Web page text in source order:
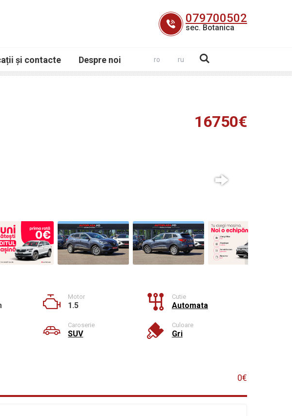
079700502
sec. Botanica
și contacte Despre noi ro ru
16750€
Motor
1.5
Cutie
Automata
Caroserie
SUV
Culoare
Gri
0€